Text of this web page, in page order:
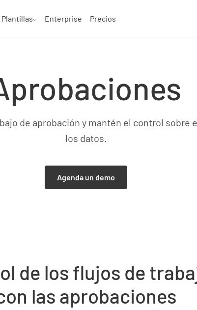
Plantillas Enterprise Precios
de aprobación y mantén el control sobre
los datos.
Agenda un demo
de los flujos de
las aprobaciones